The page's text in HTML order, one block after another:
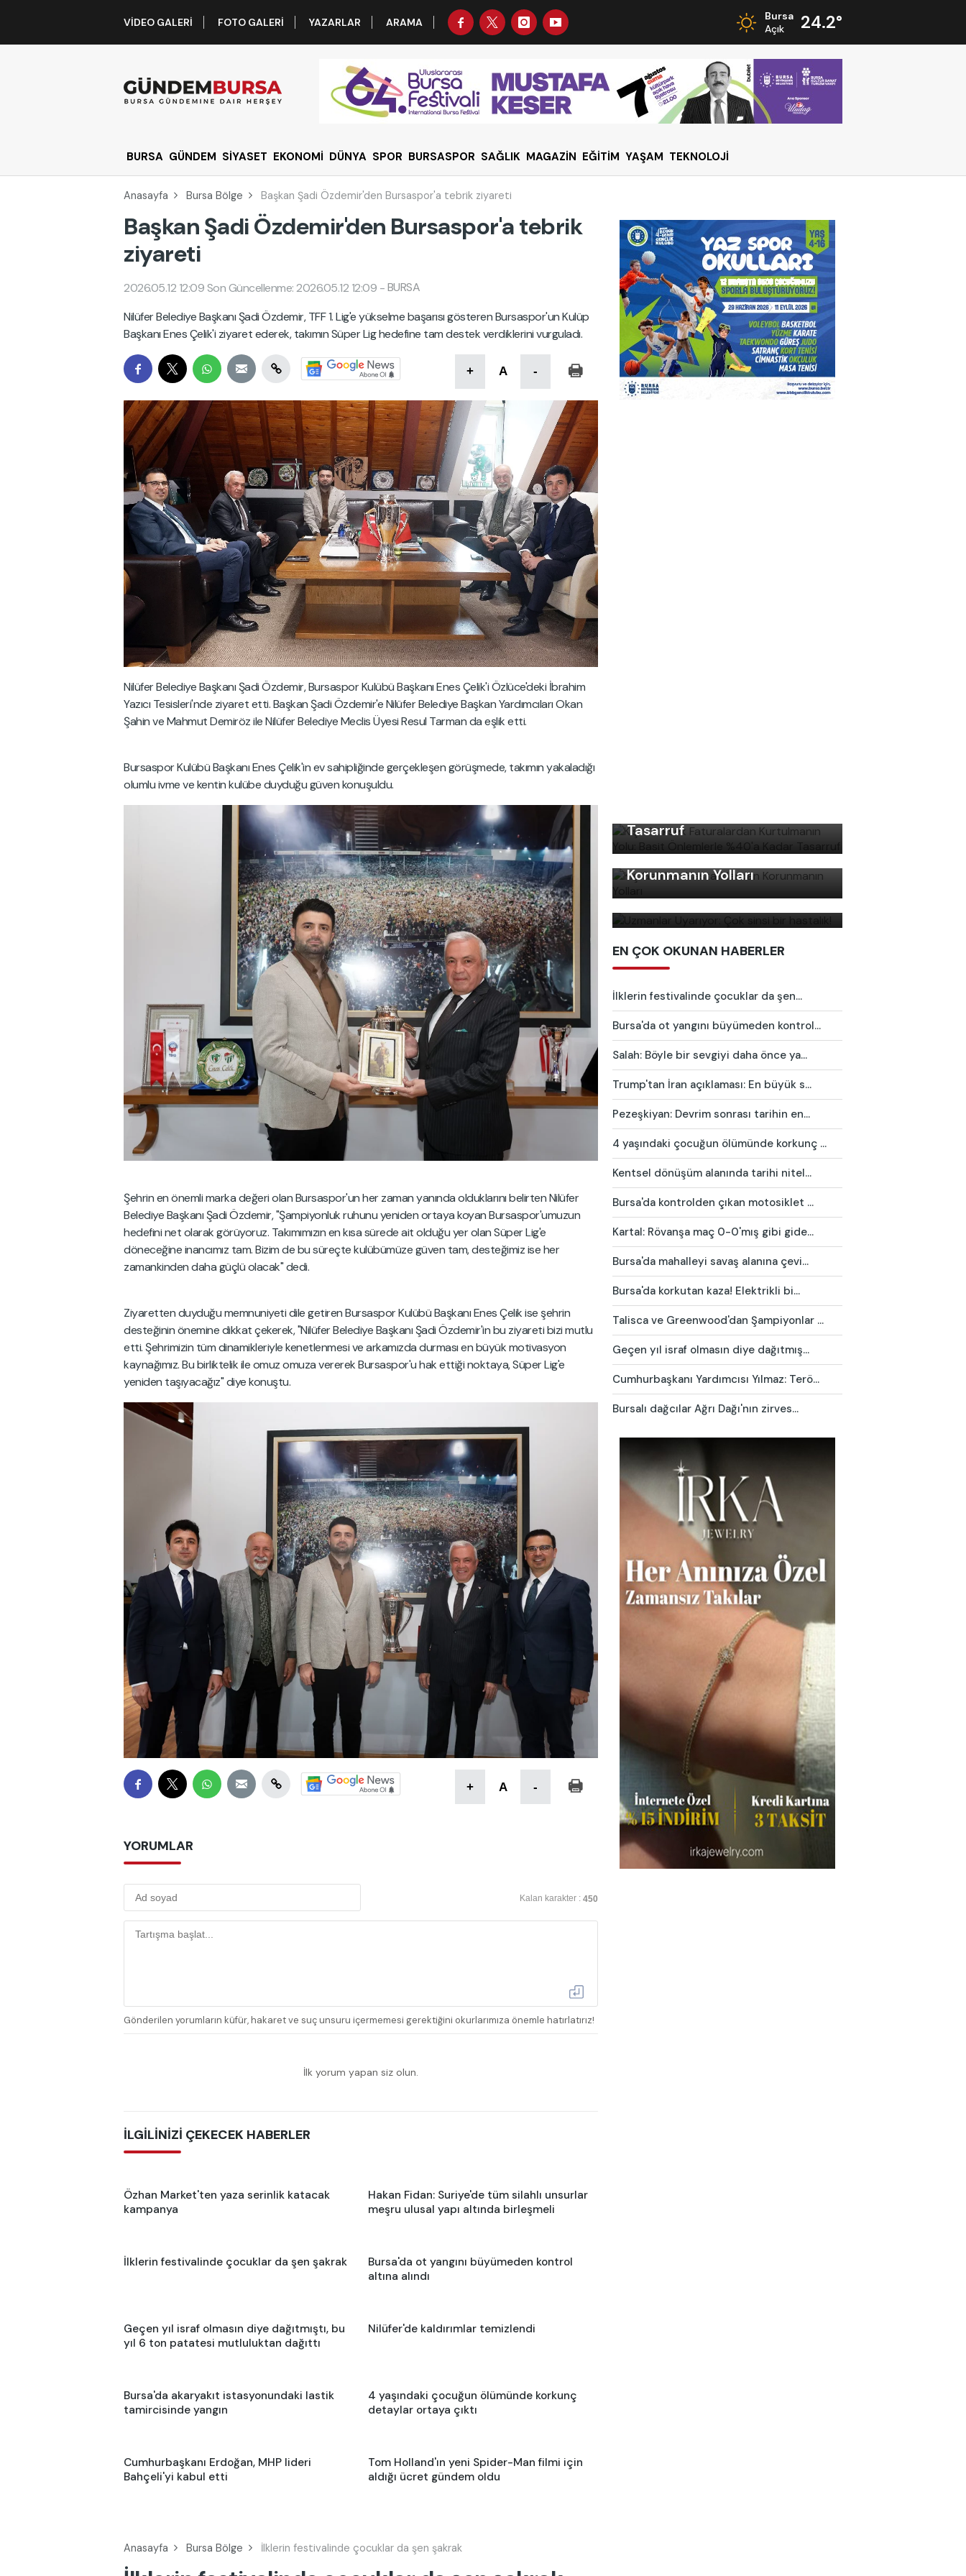
VIDEO GALERI FOTO GALERI YAZARLAR ARAMA
Bursa
Açık
24.2°
BURSA GÜNDEM SİYASET EKONOMİ DÜNYA SPOR BURSASPOR SAĞLIK MAGAZİN EĞİTİM YAŞAM TEKNOLOJİ
Anasayfa Bursa Bölge Başkan Şadi Özdemir'den Bursaspor'a tebrik ziyareti
Başkan Şadi Özdemir'den Bursaspor'a tebrik
ziyareti
2026.05.12 12:09 Son Güncellenme: 2026.05.12 12:09 -BURSA
Nilüfer Belediye Başkanı Şadi Özdemir, TFF 1. Lig'e yükselme başarısı gösteren Bursaspor'un Kulüp
Başkanı Enes Çelik'i ziyaret ederek, takımın Süper Lig hedefine tam destek verdiklerini vurguladı.
+ A -
Nilüfer Belediye Başkanı Şadi Özdemir, Bursaspor Kulübü Başkanı Enes Çelik'i Özlüce'deki İbrahim
Yazıcı Tesisleri'nde ziyaret etti. Başkan Şadi Özdemir'e Nilüfer Belediye Başkan Yardımcıları Okan
Şahin ve Mahmut Demiröz ile Nilüfer Belediye Meclis Üyesi Resul Tarman da eşlik etti.
Bursaspor Kulübü Başkanı Enes Çelik'in ev sahipliğinde gerçekleşen görüşmede, takımın yakaladığı
olumlu ivme ve kentin kulübe duyduğu güven konuşuldu.
Şehrin en önemli marka değeri olan Bursaspor'un her zaman yanında olduklarını belirten Nilüfer
Belediye Başkanı Şadi Özdemir, "Şampiyonluk ruhunu yeniden ortaya koyan Bursaspor'umuzun
hedefini net olarak görüyoruz. Takımımızın en kısa sürede ait olduğu yer olan Süper Lig'e
döneceğine inancımız tam. Bizim de bu süreçte kulübümüze güven tam, desteğimiz ise her
zamankinden daha güçlü olacak" dedi.
Ziyaretten duyduğu memnuniyeti dile getiren Bursaspor Kulübü Başkanı Enes Çelik ise şehrin
desteğinin önemine dikkat çekerek, "Nilüfer Belediye Başkanı Şadi Özdemir'in bu ziyareti bizi mutlu
etti. Şehrimizin tüm dinamikleriyle kenetlenmesi ve arkamızda durması en büyük motivasyon
kaynağımız. Bu birliktelik ile omuz omuza vererek Bursaspor'u hak ettiği noktaya, Süper Lig'e
yeniden taşıyacağız" diye konuştu.
+ A -
YORUMLAR
Kalan karakter : 450
Gönderilen yorumların küfür, hakaret ve suç unsuru içermemesi gerektiğini okurlarımıza önemle hatırlatırız!
İlk yorum yapan siz olun.
İLGİLİNİZİ ÇEKECEK HABERLER
Özhan Market'ten yaza serinlik katacak
kampanya
Hakan Fidan: Suriye'de tüm silahlı unsurlar
meşru ulusal yapı altında birleşmeli
İlklerin festivalinde çocuklar da şen şakrak
Bursa'da ot yangını büyümeden kontrol
altına alındı
Geçen yıl israf olmasın diye dağıtmıştı, bu
yıl 6 ton patatesi mutluluktan dağıttı
Nilüfer'de kaldırımlar temizlendi
Bursa'da akaryakıt istasyonundaki lastik
tamircisinde yangın
4 yaşındaki çocuğun ölümünde korkunç
detaylar ortaya çıktı
Cumhurbaşkanı Erdoğan, MHP lideri
Bahçeli'yi kabul etti
Tom Holland'ın yeni Spider-Man filmi için
aldığı ücret gündem oldu
Tasarruf
Kış Gelirken Hastalıklardan
Korunmanın Yolları
Uzmanlar Uyarıyor: Çok sinsi
bir hastalık!
EN ÇOK OKUNAN HABERLER
İlklerin festivalinde çocuklar da şen...
Bursa'da ot yangını büyümeden kontrol...
Salah: Böyle bir sevgiyi daha önce ya...
Trump'tan İran açıklaması: En büyük s...
Pezeşkiyan: Devrim sonrası tarihin en...
4 yaşındaki çocuğun ölümünde korkunç ...
Kentsel dönüşüm alanında tarihi nitel...
Bursa'da kontrolden çıkan motosiklet ...
Kartal: Rövanşa maç 0-0'mış gibi gide...
Bursa'da mahalleyi savaş alanına çevi...
Bursa'da korkutan kaza! Elektrikli bi...
Talisca ve Greenwood'dan Şampiyonlar ...
Geçen yıl israf olmasın diye dağıtmış...
Cumhurbaşkanı Yardımcısı Yılmaz: Terö...
Bursalı dağcılar Ağrı Dağı'nın zirves...
Anasayfa Bursa Bölge İlklerin festivalinde çocuklar da şen şakrak